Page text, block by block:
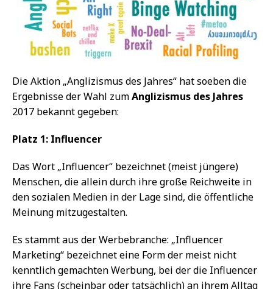
Die Aktion „Anglizismus des Jahres“ hat soeben die
Ergebnisse der Wahl zumAnglizismus des Jahres
2017 bekannt gegeben:
Platz 1: Influencer
Das Wort „Influencer“ bezeichnet (meist jüngere)
Menschen, die allein durch ihre große Reichweite in
den sozialen Medien in der Lage sind, die öffentliche
Meinung mitzugestalten.
Es stammt aus der Werbebranche: „Influencer
Marketing“ bezeichnet eine Form der meist nicht
kenntlich gemachten Werbung, bei der die Influencer
ihre Fans (scheinbar oder tatsächlich) an ihrem Alltag